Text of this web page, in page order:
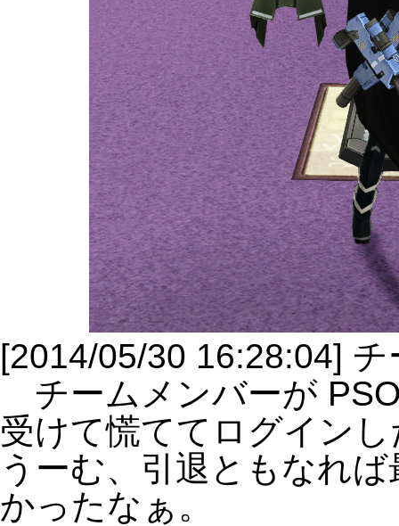
[2014/05/30 16:28:04]
チームメンバーが
受けて慌ててログイン
うーむ、引退ともなれ
かったなぁ。